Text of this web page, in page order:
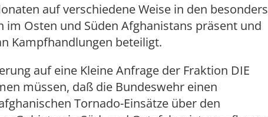
auf verschiedene Weise in den besonders
Osten und Süden Afghanistans präsent und
Kampfhandlungen beteiligt.
auf eine Kleine Anfrage der Fraktion DIE
müssen, daß die Bundeswehr einen
Tornado-Einsätze über den